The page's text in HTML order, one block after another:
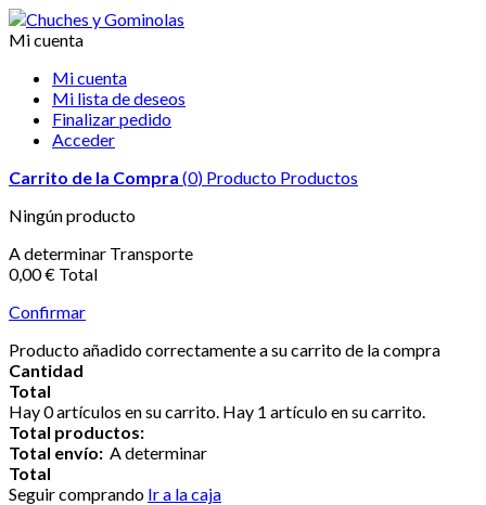
Mi cuenta
Mi cuenta
Mi lista de deseos
Finalizar pedido
Acceder
Carrito de la Compra (0) Producto Productos
Ningún producto
A determinar Transporte
0,00 € Total
Confirmar
Producto añadido correctamente a su carrito de la compra
Cantidad
Total
Hay0artículos en su carrito. Hay 1 artículo en su carrito.
Total productos:
Total envío: A determinar
Total
Seguir comprando Ir a la caja